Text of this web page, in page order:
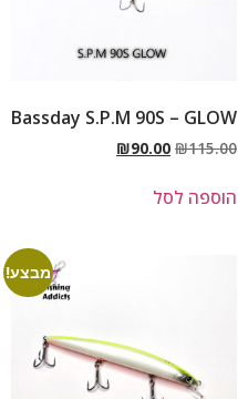
Bassday S.P.M 90S – GLOW
₪115.00
₪90.00
הוספה לסל
מבצע!